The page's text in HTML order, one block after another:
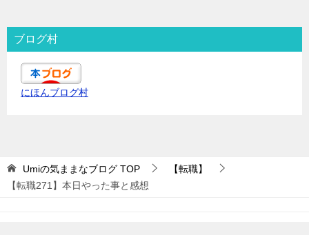
ブログ村
にほんブログ村
Umiの気ままなブログ TOP
【転職】
【転職271】本日やった事と感想